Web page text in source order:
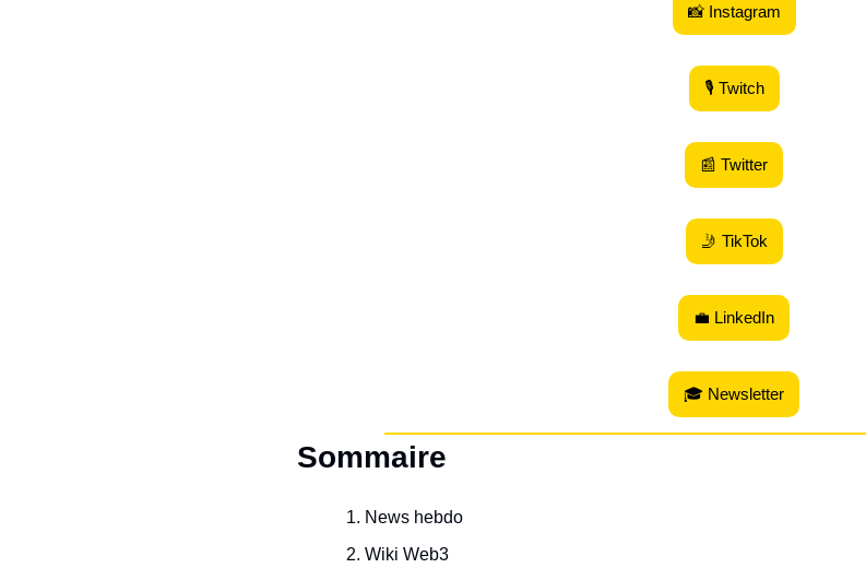
📸 Instagram
🎙 Twitch
📰 Twitter
🤳 TikTok
💼 LinkedIn
🎓 Newsletter
Sommaire
News hebdo
Wiki Web3